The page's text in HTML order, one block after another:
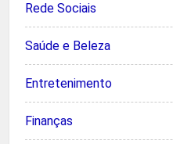
Rede Sociais
Saúde e Beleza
Entretenimento
Finanças